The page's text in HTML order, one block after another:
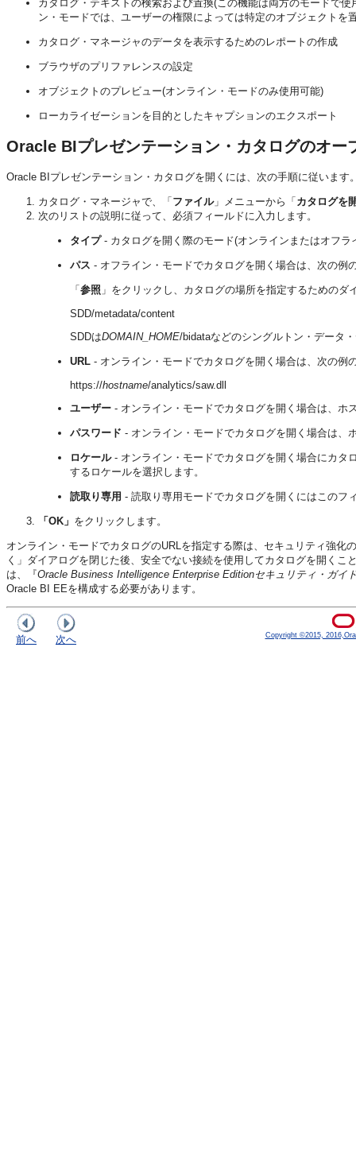
カタログ・テキストの検索および置換(この機能は両方のモードで
ン・モードでは、ユーザーの権限によっては特定のオブジェクトを
カタログ・マネージャのデータを表示するためのレポートの作成
ブラウザのプリファレンスの設定
オブジェクトのプレビュー(オンライン・モードのみ使用可能)
ローカライゼーションを目的としたキャプションのエクスポート
Oracle BIプレゼンテーション・カタログのオー
Oracle BIプレゼンテーション・カタログを開くには、次の手順に従います
カタログ・マネージャで、「 ファイル」メニューから「 カタログを
次のリストの説明に従って、必須フィールドに入力します。
タイプ- カタログを開く際のモード(オンラインまたはオフラ
パス - オフライン・モードでカタログを開く場合は、次の例
「 参照 」をクリックし、カタログの場所を指定するためのダ
SDD/metadata/content
SDDはDOMAIN_HOME/bidataなどのシングルトン・データ
URL - オンライン・モードでカタログを開く場合は、次の例
https://hostname/analytics/saw.dll
ユーザー - オンライン・モードでカタログを開く場合は、ホ
パスワード - オンライン・モードでカタログを開く場合は、
ロケール- オンライン・モードでカタログを開く場合にカタ
するロケールを選択します。
読取り専用 - 読取り専用モードでカタログを開くにはこのフ
「OK」 をクリックします。
オンライン・モードでカタログのURLを指定する際は、セキュリティ強化
く」ダイアログを閉じた後、安全でない接続を使用してカタログを開く
は、『Oracle Business Intelligence Enterprise Editionセキュリティ・ガイ
Oracle BI EEを構成する必要があります。
前へ 次へ Copyright ©2015,